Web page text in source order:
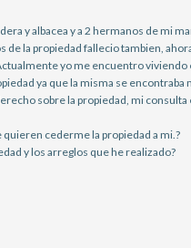
y albacea y a 2 hermanos de mi
la propiedad fallecio tambien,
yo me encuentro viviendo
ya que la misma se encontraba
sobre la propiedad, mi consulta
cederme la propiedad a mi.?
y los arreglos que he realizado?